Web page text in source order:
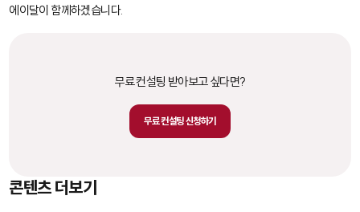
에이달이 함께하겠습니다.
무료 컨설팅 받아보고 싶다면?
무료 컨설팅 신청하기
콘텐츠 더보기